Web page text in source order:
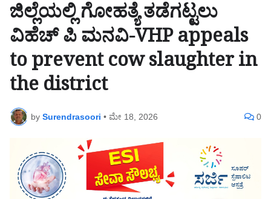
ಜಿಲ್ಲೆಯಲ್ಲಿ ಗೋಹತ್ಯೆ ತಡೆಗಟ್ಟಲು
ವಿಹೆಚ್ ಪಿ ಮನವಿ-VHP appeals
to prevent cow slaughter in
the district
by Surendrasoori • ಮೇ 18, 2026 0